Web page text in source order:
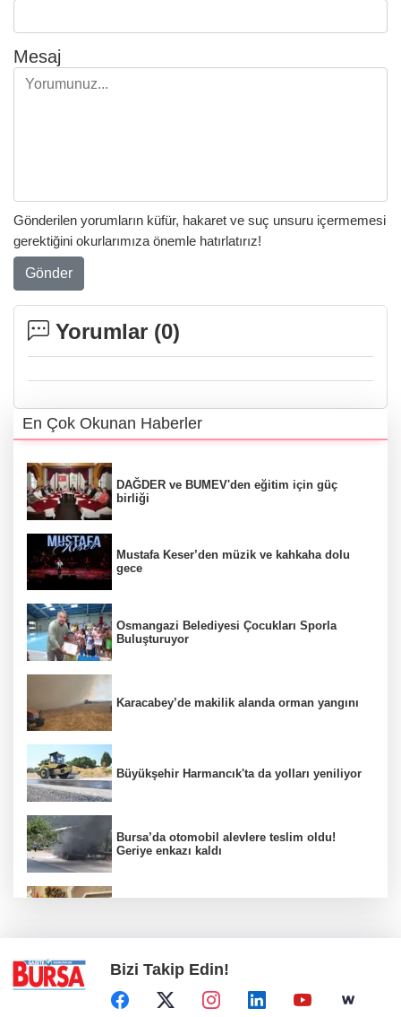
Mesaj
Gönderilen yorumların küfür, hakaret ve suç unsuru içermemesi
gerektiğini okurlarımıza önemle hatırlatırız!
Gönder
Yorumlar (0)
En Çok Okunan Haberler
DAĞDER ve BUMEV'den eğitim için güç
birliği
Mustafa Keser’den müzik ve kahkaha dolu
gece
Osmangazi Belediyesi Çocukları Sporla
Buluşturuyor
Karacabey’de makilik alanda orman yangını
Büyükşehir Harmancık'ta da yolları yeniliyor
Bursa’da otomobil alevlere teslim oldu!
Geriye enkazı kaldı
Bizi Takip Edin!